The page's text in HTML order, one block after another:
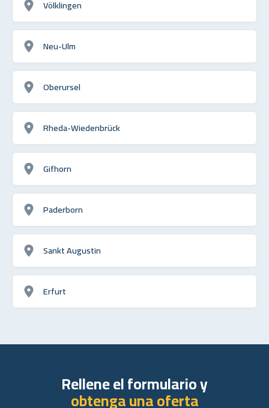
Völklingen
Neu-Ulm
Oberursel
Rheda-Wiedenbrück
Gifhorn
Paderborn
Sankt Augustin
Erfurt
Rellene el formulario y
obtenga una oferta